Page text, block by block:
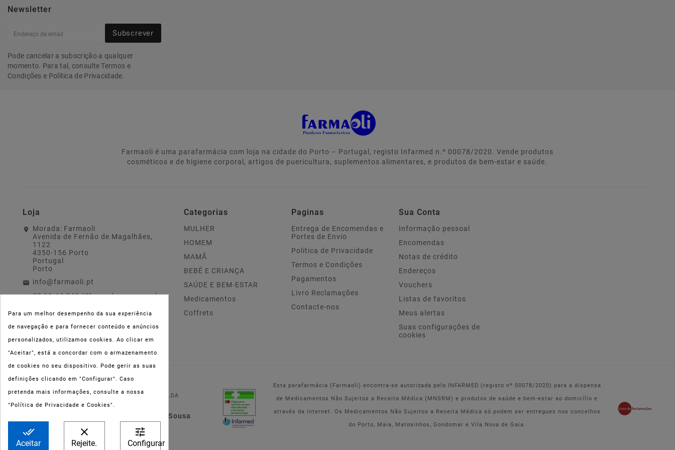
Newsletter
Subscrever
Pode cancelar a subscrição a qualquer
momento. Para tal, consulte Termos e
Condições e Política de Privacidade.
Farmaoli é uma parafarmácia com loja na cidade do Porto – Portugal, registo Infarmed n.º 00078/2020. Vende produtos
cosméticos e de higiene corporal, artigos de puericultura, suplementos alimentares, e produtos de bem-estar e saúde.
Loja
Morada: Farmaoli
Avenida de Fernão de Magalhães,
1122
4350-156 Porto
Portugal
Porto
info@farmaoli.pt
22 11 44 343 (Chamada para a rede
Categorias
MULHER
HOMEM
MAMÃ
BEBÉ E CRIANÇA
SAÚDE E BEM-ESTAR
Medicamentos
Coffrets
Paginas
Entrega de Encomendas e
Portes de Envio
Política de Privacidade
Termos e Condições
Pagamentos
Livro Reclamações
Contacte-nos
Sua Conta
Informação pessoal
Encomendas
Notas de crédito
Endereços
Vouchers
Listas de favoritos
Meus alertas
Suas configurações de
cookies
NIPC:515 801 216
FARMAOLI, Soc. Unip. LDA
Dir. Técnica: Lígia de Sousa
Teixeira
Esta parafarmácia (Farmaoli) encontra-se autorizada pelo INFARMED (registo nº 00078/2020) para a dispensa
de Medicamentos Não Sujeitos a Receita Médica (MNSRM) e produtos de saúde e bem-estar ao domicílio e
através da internet. Os Medicamentos Não Sujeitos a Receita Médica só podem ser entregues nos concelhos
do Porto, Maia, Matosinhos, Gondomar e Vila Nova de Gaia.
Para um melhor desempenho da sua experiência
de navegação e para fornecer conteúdo e anúncios
personalizados, utilizamos cookies. Ao clicar em
"Aceitar", está a concordar com o armazenamento
de cookies no seu dispositivo. Pode gerir as suas
definições clicando em "Configurar". Caso
pretenda mais informações, consulte a nossa
"Política de Privacidade e Cookies".
done_all
Aceitar
clear
Rejeite.
tune
Configurar